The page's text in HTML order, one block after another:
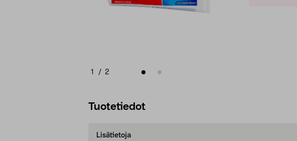
1 / 2
Tuotetiedot
Lisätietoja